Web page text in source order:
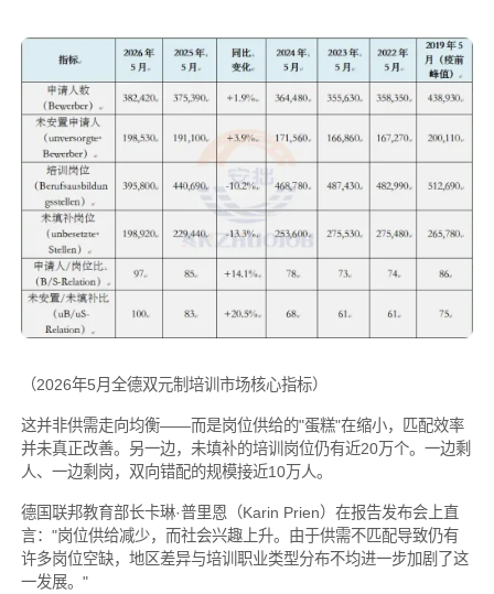
（2026年5月全德双元制培训市场核心指标）
这并非供需走向均衡——而是岗位供给的"蛋糕"在缩小，匹配效率
并未真正改善。另一边，未填补的培训岗位仍有近20万个。一边剩
人、一边剩岗，双向错配的规模接近10万人。
德国联邦教育部长卡琳·普里恩（Karin Prien）在报告发布会上直
言："岗位供给减少，而社会兴趣上升。由于供需不匹配导致仍有
许多岗位空缺，地区差异与培训职业类型分布不均进一步加剧了这
一发展。"